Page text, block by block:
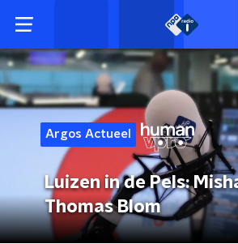
Argos Actueel
Luizen in de Pels:
Thomas Blom